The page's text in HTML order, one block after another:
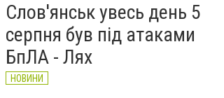
Слов'янськ увесь день 5
серпня був під атаками
БпЛА - Лях
НОВИНИ